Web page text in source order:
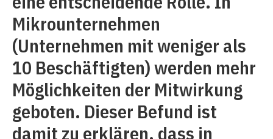
Mikrounternehmen
(Unternehmen mit weniger als
10 Beschäftigten) werden mehr
Möglichkeiten der Mitwirkung
geboten. Dieser Befund ist
damit zu erklären, dass in